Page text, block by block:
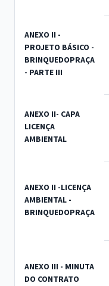
ANEXO II -
PROJETO BÁSICO -
BRINQUEDOPRAÇA
- PARTE III
ANEXO II- CAPA
LICENÇA
AMBIENTAL
ANEXO II -LICENÇA
AMBIENTAL -
BRINQUEDOPRAÇA
ANEXO III - MINUTA
DO CONTRATO